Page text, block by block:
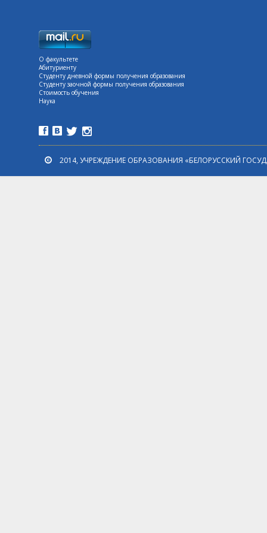
О факультете
Абитуриенту
Студенту дневной формы получения образования
Студенту заочной формы получения образования
Стоимость обучения
Наука
2014, УЧРЕЖДЕНИЕ ОБРАЗОВАНИЯ «БЕЛОРУССКИЙ